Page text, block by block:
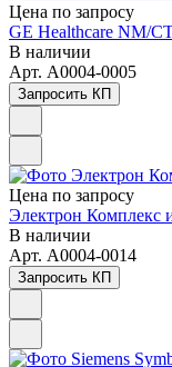
Цена по запросу
GE Healthcare NM/
В наличии
Арт. A0004-0005
Запросить КП
Цена по запросу
Электрон Комплекс
В наличии
Арт. A0004-0014
Запросить КП